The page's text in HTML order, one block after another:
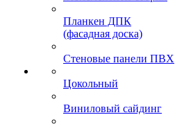
Планкен ДПК
(фасадная доска)
Стеновые панели ПВХ
Цокольный
Виниловый сайдинг